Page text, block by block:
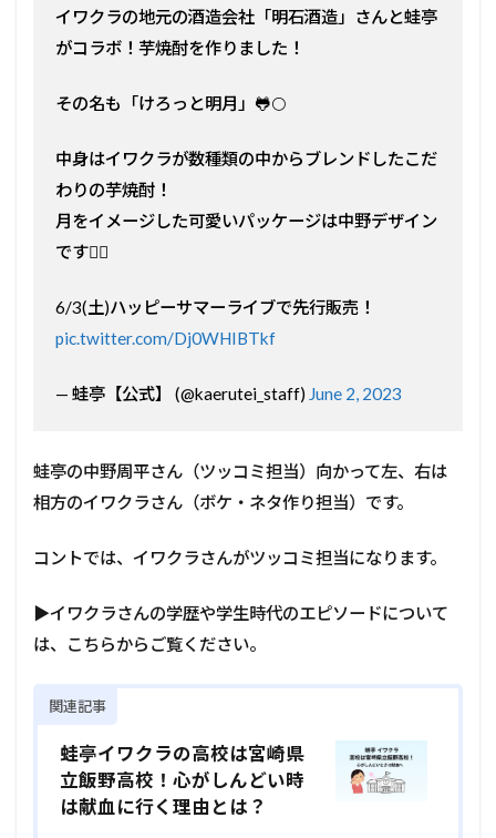
イワクラの地元の酒造会社「明石酒造」さんと蛙亭
がコラボ！芋焼酎を作りました！
その名も「けろっと明月」🐸🌕
中身はイワクラが数種類の中からブレンドしたこだ
わりの芋焼酎！
月をイメージした可愛いパッケージは中野デザイン
です🙆‍♀️
6/3(土)ハッピーサマーライブで先行販売！
pic.twitter.com/Dj0WHIBTkf
— 蛙亭【公式】 (@kaerutei_staff) June 2, 2023
蛙亭の中野周平さん（ツッコミ担当）向かって左、右は
相方のイワクラさん（ボケ・ネタ作り担当）です。
コントでは、イワクラさんがツッコミ担当になります。
▶イワクラさんの学歴や学生時代のエピソードについて
は、こちらからご覧ください。
関連記事
蛙亭イワクラの高校は宮崎県
立飯野高校！心がしんどい時
は献血に行く理由とは？